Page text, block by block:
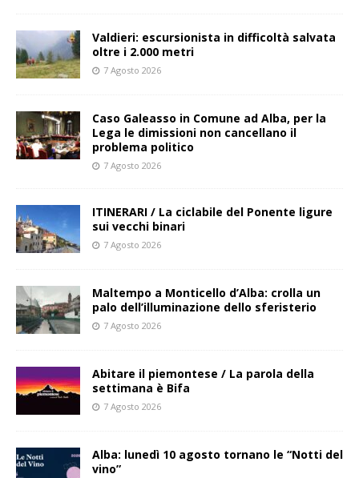
Valdieri: escursionista in difficoltà salvata
oltre i 2.000 metri
7 Agosto 2026
Caso Galeasso in Comune ad Alba, per la
Lega le dimissioni non cancellano il
problema politico
7 Agosto 2026
ITINERARI / La ciclabile del Ponente ligure
sui vecchi binari
7 Agosto 2026
Maltempo a Monticello d’Alba: crolla un
palo dell’illuminazione dello sferisterio
7 Agosto 2026
Abitare il piemontese / La parola della
settimana è Bifa
7 Agosto 2026
Alba: lunedì 10 agosto tornano le “Notti del
vino”